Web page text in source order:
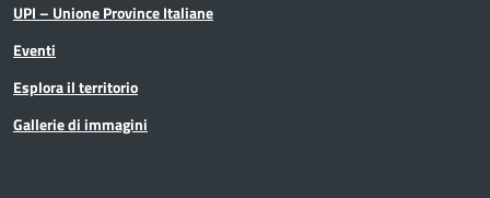
UPI – Unione Province Italiane
Eventi
Esplora il territorio
Gallerie di immagini